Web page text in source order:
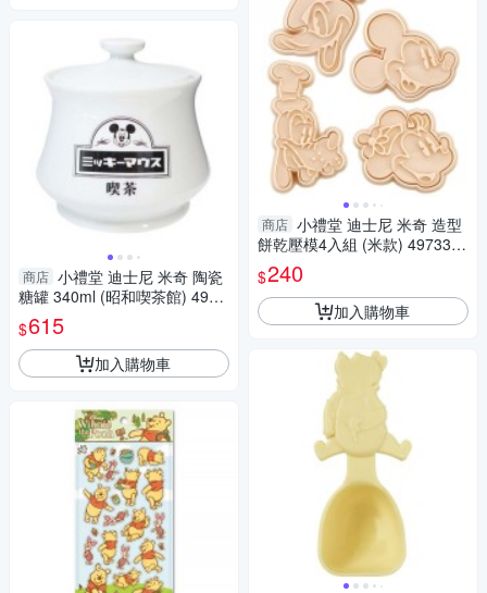
商店 小禮堂 迪士尼 米奇 陶瓷
糖罐 340ml (昭和喫茶館) 4942
423-267232
$615
加入購物車
商店 小禮堂 迪士尼 米奇 造型
餅乾壓模4入組 (米款) 4973307
-549700
$240
加入購物車